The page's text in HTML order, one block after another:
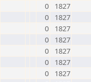
0
1827
0
1827
0
1827
0
1827
0
1827
0
1827
0
1827